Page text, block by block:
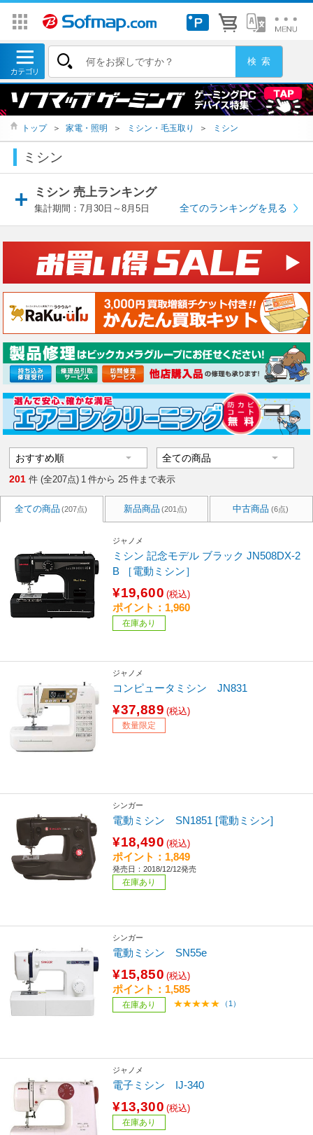
トップ ＞ 家電・照明 ＞ ミシン・毛玉取り ＞ ミシン
ミシン
ミシン 売上ランキング
集計期間：7月30日～8月5日 全てのランキングを見る
201 件 (全207点) 1 件から 25 件まで表示
全ての商品 (207点) 新品商品 (201点) 中古商品 (6点)
ジャノメ
ミシン 記念モデル ブラック JN508DX-2
B ［電動ミシン］
¥19,600 (税込)
ポイント：1,960
在庫あり
ジャノメ
コンピュータミシン JN831
¥37,889 (税込)
数量限定
シンガー
電動ミシン SN1851 [電動ミシン]
¥18,490 (税込)
ポイント：1,849
発売日：2018/12/12発売
在庫あり
シンガー
電動ミシン SN55e
¥15,850 (税込)
ポイント：1,585
在庫あり （1）
ジャノメ
電子ミシン IJ-340
¥13,300 (税込)
在庫あり